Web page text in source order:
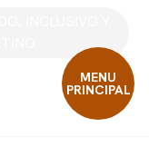
MENU
PRINCIPAL